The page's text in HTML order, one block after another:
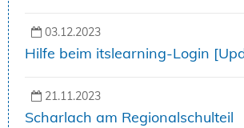
03.12.2023
Hilfe beim itslearning-Login
21.11.2023
Scharlach am Regionalschulteil